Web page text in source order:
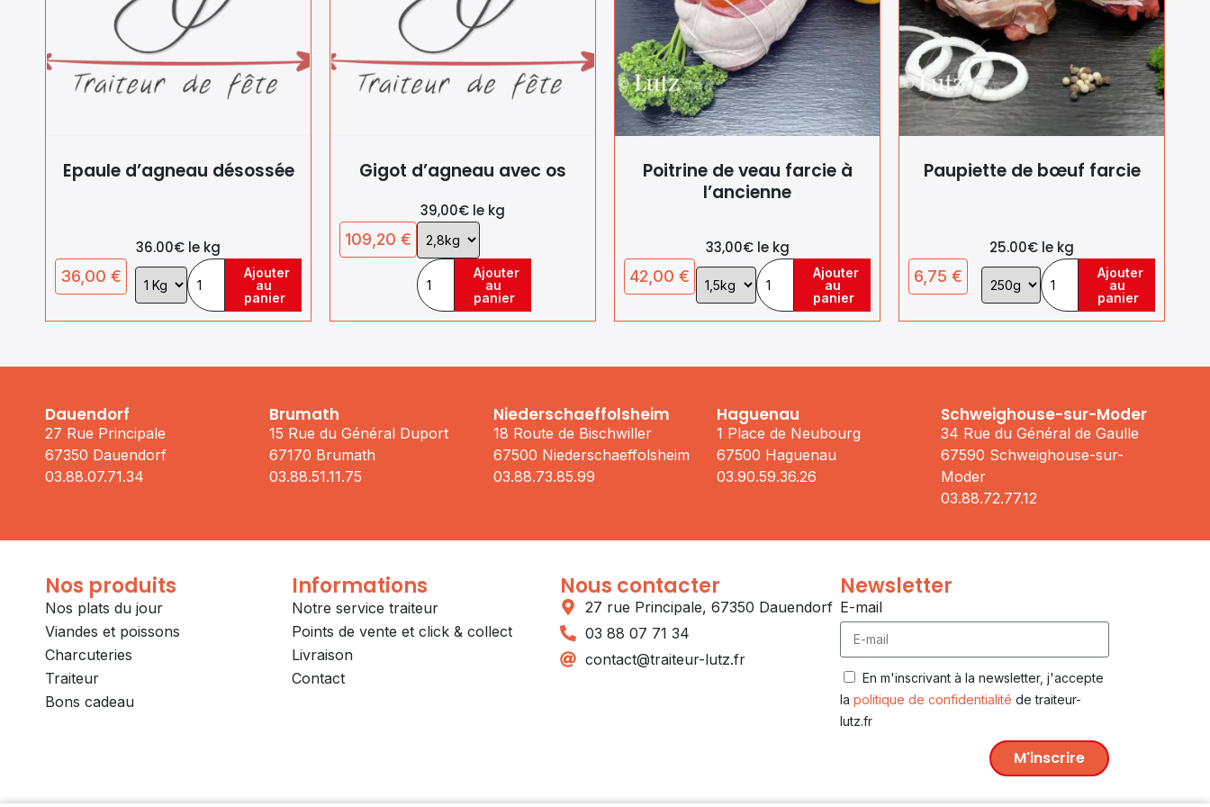
Epaule d’agneau désossée
36.00€ le kg
36,00 €
Choix
de
la
Ajouter
au
panier
Gigot d’agneau avec os
39,00€ le kg
109,20 € Choix
de
la
variation
Ajouter
au
panier
Poitrine de veau farcie à
l’ancienne
33,00€ le kg
42,00 € Choix
de
la
Ajouter
au
panier
Paupiette de bœuf farcie
25.00€ le kg
6,75 €
Choix
de
la
Ajouter
au
panier
Dauendorf
27 Rue Principale
67350 Dauendorf
03.88.07.71.34
Brumath
15 Rue du Général Duport
67170 Brumath
03.88.51.11.75
Niederschaeffolsheim
18 Route de Bischwiller
67500 Niederschaeffolsheim
03.88.73.85.99
Haguenau
1 Place de Neubourg
67500 Haguenau
03.90.59.36.26
Schweighouse-sur-Moder
34 Rue du Général de Gaulle
67590 Schweighouse-sur-
Moder
03.88.72.77.12
Nos produits
Nos plats du jour
Viandes et poissons
Charcuteries
Traiteur
Bons cadeau
Informations
Notre service traiteur
Points de vente et click & collect
Livraison
Contact
Nous contacter
27 rue Principale, 67350 Dauendorf
03 88 07 71 34
contact@traiteur-lutz.fr
Newsletter
E-mail
En m'inscrivant à la newsletter, j'accepte
lapolitique de confidentialité de traiteur-
lutz.fr
M'inscrire